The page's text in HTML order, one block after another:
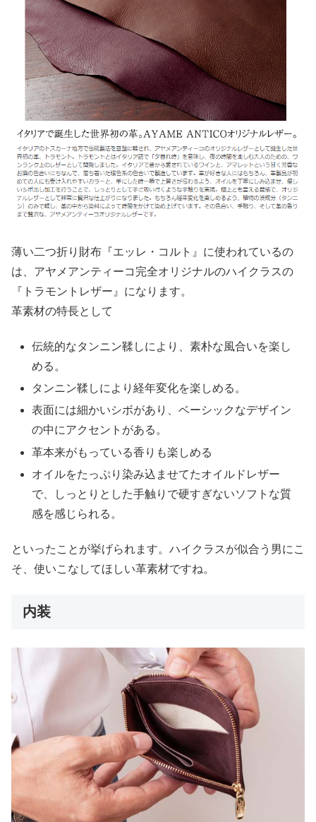
薄い二つ折り財布『エッレ・コルト』に使われているの
は、アヤメアンティーコ完全オリジナルのハイクラスの
『トラモントレザー』になります。
革素材の特長として
伝統的なタンニン鞣しにより、素朴な風合いを楽し
める。
タンニン鞣しにより経年変化を楽しめる。
表面には細かいシボがあり、ベーシックなデザイン
の中にアクセントがある。
革本来がもっている香りも楽しめる
オイルをたっぷり染み込ませてたオイルドレザー
で、しっとりとした手触りで硬すぎないソフトな質
感を感じられる。
といったことが挙げられます。ハイクラスが似合う男にこ
そ、使いこなしてほしい革素材ですね。
内装